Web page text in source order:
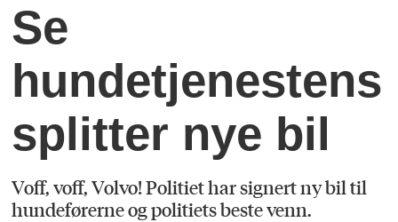
Se
hundetjenestens
splitter nye bil
Voff, voff, Volvo! Politiet har signert ny bil til
hundeførerne og politiets beste venn.